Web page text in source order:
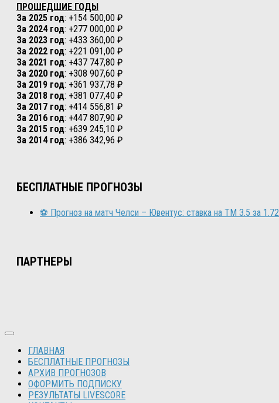
ПРОШЕДШИЕ ГОДЫ
За 2025 год: +154 500,00 ₽
За 2024 год: +277 000,00 ₽
За 2023 год: +433 360,00 ₽
За 2022 год: +221 091,00 ₽
За 2021 год: +437 747,80 ₽
За 2020 год: +308 907,60 ₽
За 2019 год: +361 937,78 ₽
За 2018 год: +381 077,40 ₽
За 2017 год: +414 556,81 ₽
За 2016 год: +447 807,90 ₽
За 2015 год: +639 245,10 ₽
За 2014 год: +386 342,96 ₽
БЕСПЛАТНЫЕ ПРОГНОЗЫ
⚽ Прогноз на матч Челси – Ювентус: ставка на ТМ 3.5 за 1.72
ПАРТНЕРЫ
ГЛАВНАЯ
БЕСПЛАТНЫЕ ПРОГНОЗЫ
АРХИВ ПРОГНОЗОВ
ОФОРМИТЬ ПОДПИСКУ
РЕЗУЛЬТАТЫ LIVESCORE